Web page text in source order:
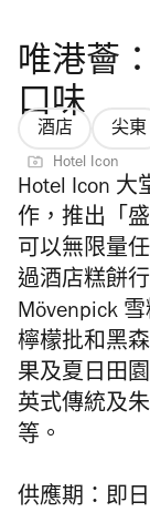
唯港薈
口味
酒店 尖東
Hotel Icon
Hotel Icon 大
作，推出「
可以無限量
過酒店糕餅
Mövenpick
檸檬批和黑
果及夏日田
英式傳統及
等。
供應期： 即